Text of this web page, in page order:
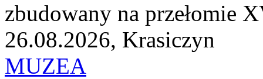
zbudowany na przełomie
26.08.2026, Krasiczyn
MUZEA